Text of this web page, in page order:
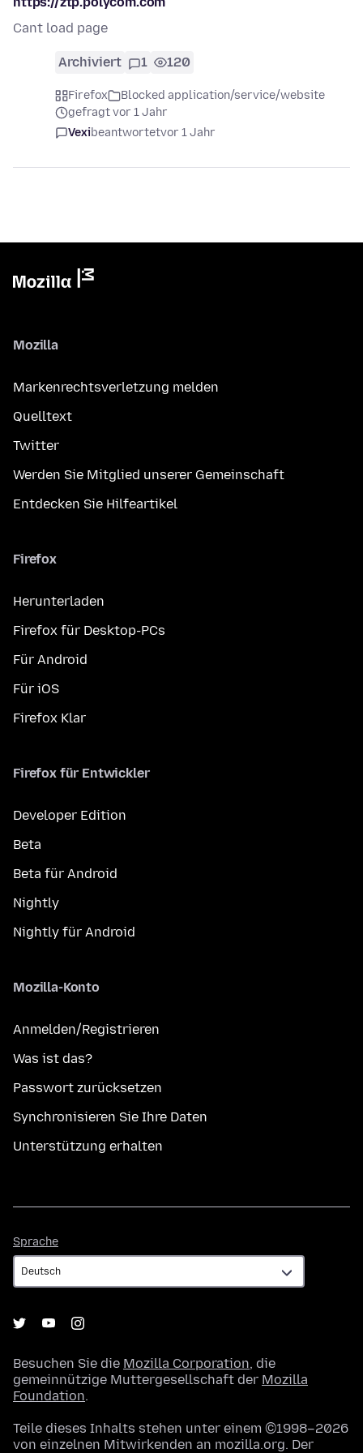
Cant load page
Archiviert 1 120
Firefox
Blocked application/service/website
gefragt vor 1 Jahr
Vexibeantwortetvor 1 Jahr
Mozilla
Markenrechtsverletzung melden
Quelltext
Twitter
Werden Sie Mitglied unserer Gemeinschaft
Entdecken Sie Hilfeartikel
Firefox
Herunterladen
Firefox für Desktop-PCs
Für Android
Für iOS
Firefox Klar
Firefox für Entwickler
Developer Edition
Beta
Beta für Android
Nightly
Nightly für Android
Mozilla-Konto
Anmelden/Registrieren
Was ist das?
Passwort zurücksetzen
Synchronisieren Sie Ihre Daten
Unterstützung erhalten
Sprache
Besuchen Sie die Mozilla Corporation, die
gemeinnützige Muttergesellschaft der Mozilla
Foundation.
Teile dieses Inhalts stehen unter einem ©1998–2026
von einzelnen Mitwirkenden an mozilla.org. Der